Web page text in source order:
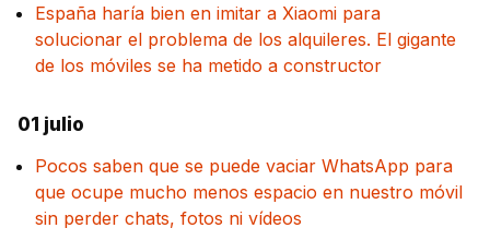
España haría bien en imitar a Xiaomi para
solucionar el problema de los alquileres. El gigante
de los móviles se ha metido a constructor
01 julio
Pocos saben que se puede vaciar WhatsApp para
que ocupe mucho menos espacio en nuestro móvil
sin perder chats, fotos ni vídeos